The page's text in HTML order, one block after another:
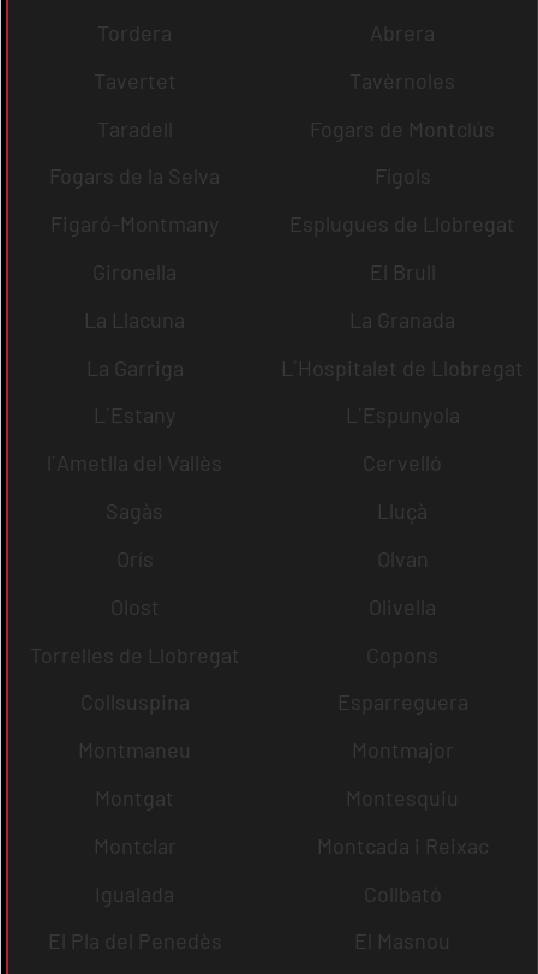
Tordera
Abrera
Tavertet
Tavèrnoles
Taradell
Fogars de Montclús
Fogars de la Selva
Fígols
Figaró-Montmany
Esplugues de Llobregat
Gironella
El Brull
La Llacuna
La Granada
La Garriga
L´Hospitalet de Llobregat
L´Estany
L´Espunyola
l´Ametlla del Vallès
Cervelló
Sagàs
Lluçà
Orís
Olvan
Olost
Olivella
Torrelles de Llobregat
Copons
Collsuspina
Esparreguera
Montmaneu
Montmajor
Montgat
Montesquiu
Montclar
Montcada i Reixac
Igualada
Collbató
El Pla del Penedès
El Masnou